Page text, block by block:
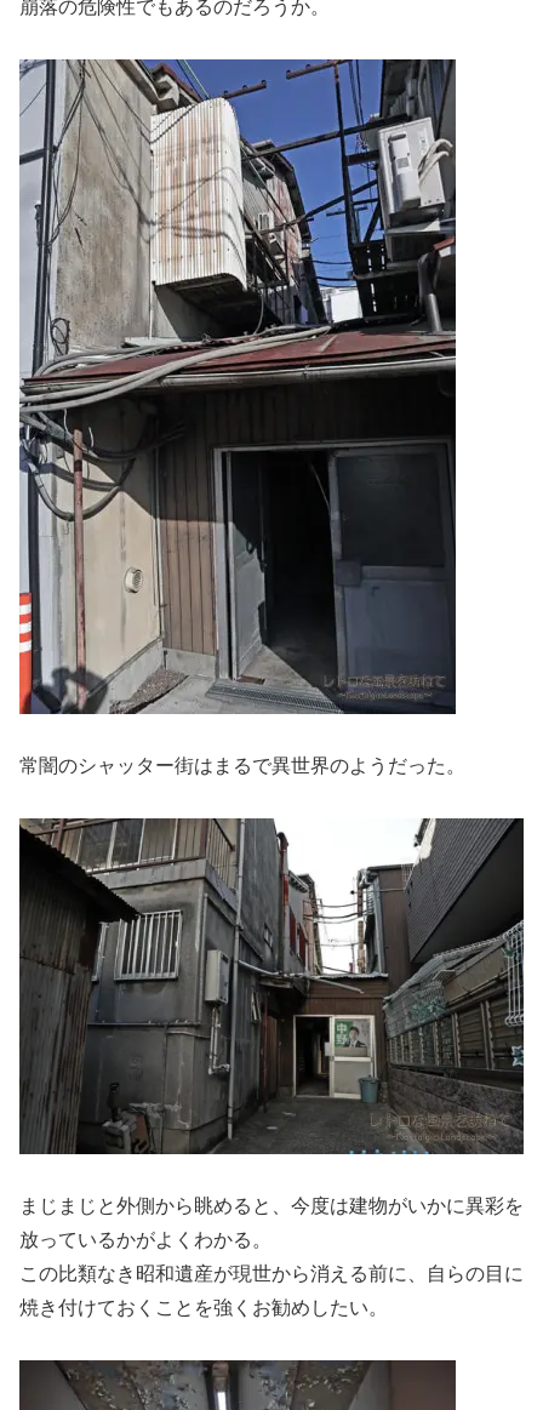
崩落の危険性でもあるのだろうか。
常闇のシャッター街はまるで異世界のようだった。
まじまじと外側から眺めると、今度は建物がいかに異彩を
放っているかがよくわかる。
この比類なき昭和遺産が現世から消える前に、自らの目に
焼き付けておくことを強くお勧めしたい。